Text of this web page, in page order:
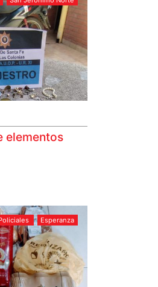
elementos
Esperanza